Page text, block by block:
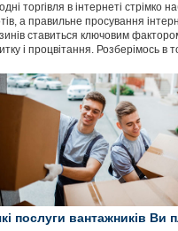
торгівля в інтернеті стрімко
а правильне просування
ставиться ключовим
і процвітання. Розберімось в
послуги вантажників Ви